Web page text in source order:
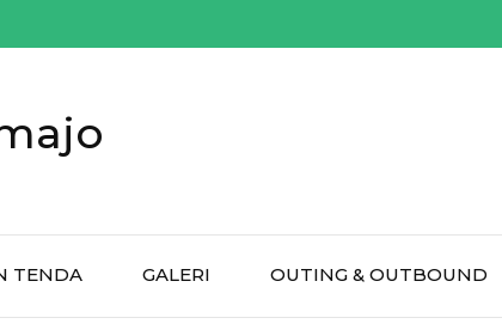
TENDA GALERI OUTING & OUTBOUND